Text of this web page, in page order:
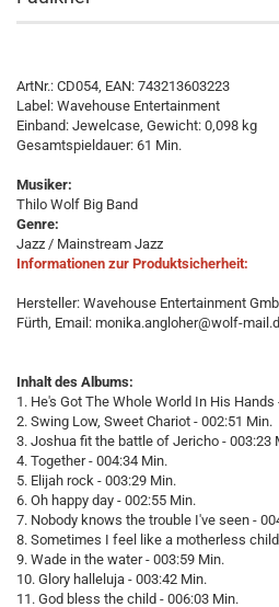
ArtNr.: CD054, EAN: 743213603223
Label: Wavehouse Entertainment
Einband: Jewelcase, Gewicht: 0,098 kg
Gesamtspieldauer: 61 Min.
Musiker:
Thilo Wolf Big Band
Genre:
Jazz / Mainstream Jazz
Informationen zur Produktsicherheit:
Hersteller: Wavehouse Entertainment
Fürth, Email: monika.angloher@wolf-
Inhalt des Albums:
1. He's Got The Whole World In His Hands
2. Swing Low, Sweet Chariot - 002:51 Min.
3. Joshua fit the battle of Jericho - 003:23
4. Together - 004:34 Min.
5. Elijah rock - 003:29 Min.
6. Oh happy day - 002:55 Min.
7. Nobody knows the trouble I've seen -
8. Sometimes I feel like a motherless
9. Wade in the water - 003:59 Min.
10. Glory halleluja - 003:42 Min.
11. God bless the child - 006:03 Min.